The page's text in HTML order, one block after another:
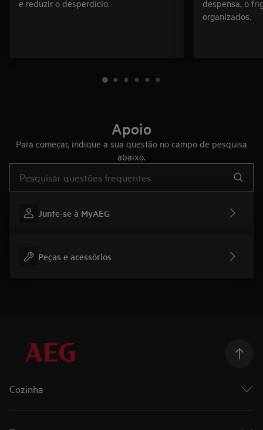
e reduzir o desperdício.
despensa, o
organizados.
Apoio
Para começar, indique a sua questão no campo de pesquisa
abaixo.
Junte-se à MyAEG
Peças e acessórios
Cozinha